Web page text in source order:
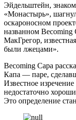
Эйдельштейн,
«Монастырь»,
оскароносном
названном Becoming
МакГрегор,
были лжецами».
Becoming Capa
Капа — паре,
Известное
недостаточно
Это определение